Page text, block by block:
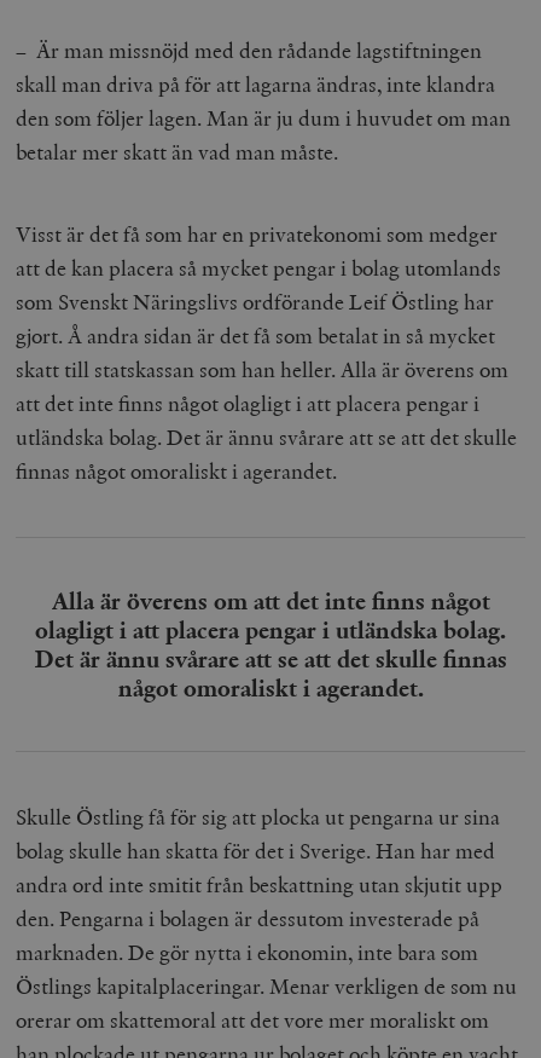
– Är man missnöjd med den rådande lagstiftningen
skall man driva på för att lagarna ändras, inte klandra
den som följer lagen. Man är ju dum i huvudet om man
betalar mer skatt än vad man måste.
Visst är det få som har en privatekonomi som medger
att de kan placera så mycket pengar i bolag utomlands
som Svenskt Näringslivs ordförande Leif Östling har
gjort. Å andra sidan är det få som betalat in så mycket
skatt till statskassan som han heller. Alla är överens om
att det inte finns något olagligt i att placera pengar i
utländska bolag. Det är ännu svårare att se att det skulle
finnas något omoraliskt i agerandet.
Alla är överens om att det inte finns något
olagligt i att placera pengar i utländska bolag.
Det är ännu svårare att se att det skulle finnas
något omoraliskt i agerandet.
Skulle Östling få för sig att plocka ut pengarna ur sina
bolag skulle han skatta för det i Sverige. Han har med
andra ord inte smitit från beskattning utan skjutit upp
den. Pengarna i bolagen är dessutom investerade på
marknaden. De gör nytta i ekonomin, inte bara som
Östlings kapitalplaceringar. Menar verkligen de som nu
orerar om skattemoral att det vore mer moraliskt om